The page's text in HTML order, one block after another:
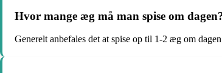
Hvor mange æg må man spise om
Generelt anbefales det at spise op til 1-2 æg om